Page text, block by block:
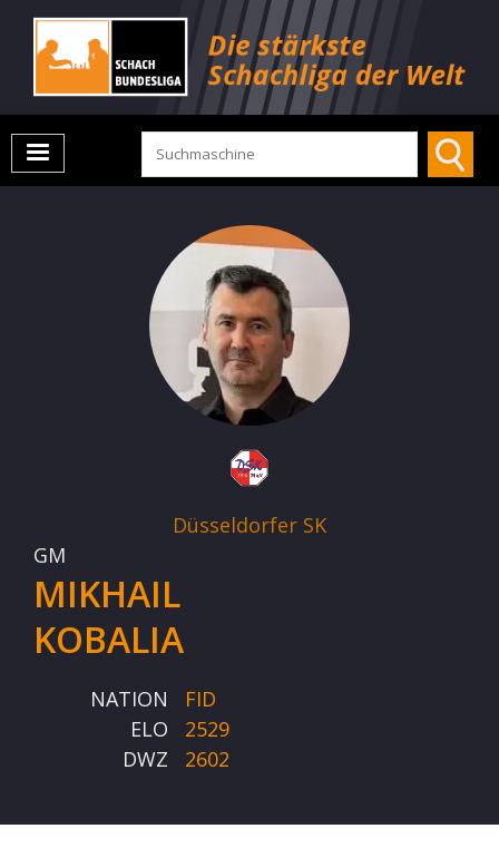
Düsseldorfer SK
GM
MIKHAIL
KOBALIA
NATION
FID
ELO
2529
DWZ
2602